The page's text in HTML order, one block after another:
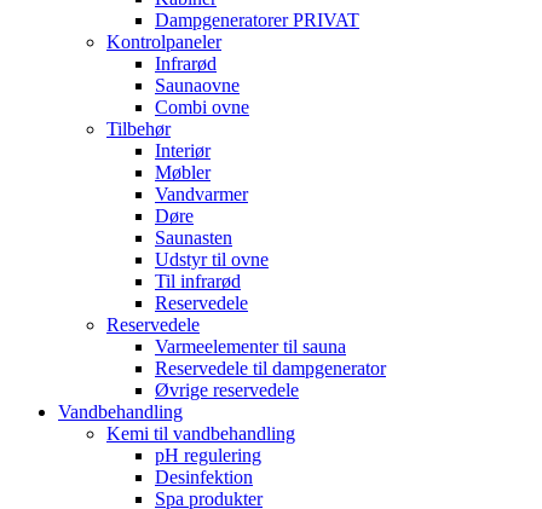
Dampgeneratorer PRIVAT
Kontrolpaneler
Infrarød
Saunaovne
Combi ovne
Tilbehør
Interiør
Møbler
Vandvarmer
Døre
Saunasten
Udstyr til ovne
Til infrarød
Reservedele
Reservedele
Varmeelementer til sauna
Reservedele til dampgenerator
Øvrige reservedele
Vandbehandling
Kemi til vandbehandling
pH regulering
Desinfektion
Spa produkter